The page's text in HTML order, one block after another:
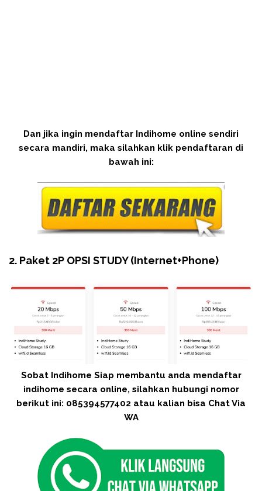
Dan jika ingin mendaftar Indihome online sendiri
secara mandiri, maka silahkan klik pendaftaran di
bawah ini:
2. Paket 2P OPSI STUDY (Internet+Phone)
Sobat Indihome Siap membantu anda mendaftar
indihome secara online, silahkan hubungi nomor
berikut ini: 085394577402 atau kalian bisa Chat Via
WA